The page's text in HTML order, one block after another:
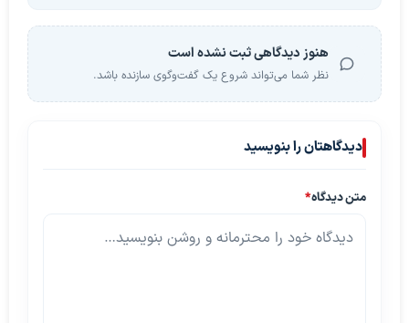
هنوز دیدگاهی ثبت نشده است
نظر شما می‌تواند شروع یک گفت‌وگوی سازنده باشد.
دیدگاهتان را بنویسید
متن دیدگاه*